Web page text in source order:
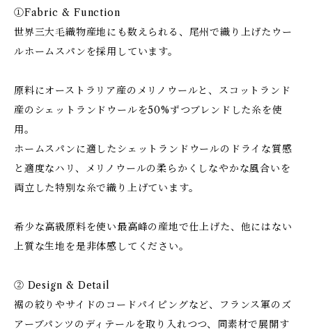
①Fabric & Function
世界三大毛織物産地にも数えられる、尾州で織り上げたウー
ルホームスパンを採用しています。
原料にオーストラリア産のメリノウールと、スコットランド
産のシェットランドウールを50%ずつブレンドした糸を使
用。
ホームスパンに適したシェットランドウールのドライな質感
と適度なハリ、メリノウールの柔らかくしなやかな風合いを
両立した特別な糸で織り上げています。
希少な高級原料を使い最高峰の産地で仕上げた、他にはない
上質な生地を是非体感してください。
② Design & Detail
裾の絞りやサイドのコードパイピングなど、フランス軍のズ
アーブパンツのディテールを取り入れつつ、同素材で展開す